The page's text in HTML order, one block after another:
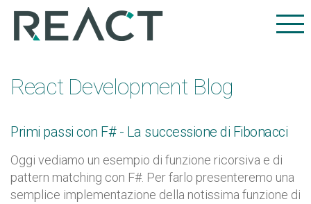
React Development Blog
Primi passi con F# - La successione di Fibonacci
Oggi vediamo un esempio di funzione ricorsiva e di
pattern matching con F#. Per farlo presenteremo una
semplice implementazione della notissima funzione di